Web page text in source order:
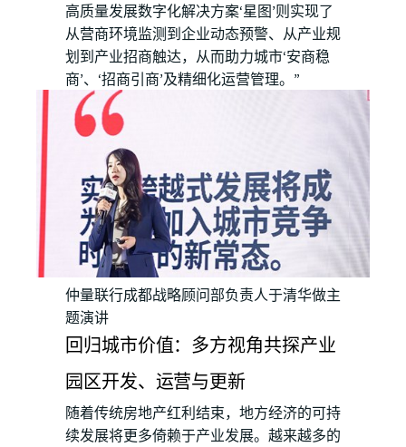
高质量发展数字化解决方案‘星图’则实现了
从营商环境监测到企业动态预警、从产业规
划到产业招商触达，从而助力城市‘安商稳
商’、‘招商引商’及精细化运营管理。”
仲量联行成都战略顾问部负责人于清华做主
题演讲
回归城市价值：多方视角共探产业
园区开发、运营与更新
随着传统房地产红利结束，地方经济的可持
续发展将更多倚赖于产业发展。越来越多的